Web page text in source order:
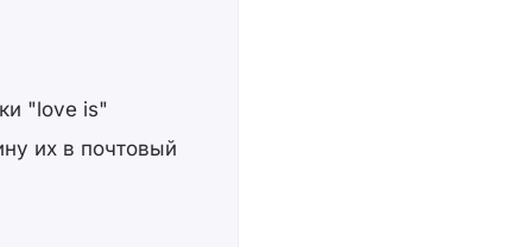
"love is"
их в почтовый